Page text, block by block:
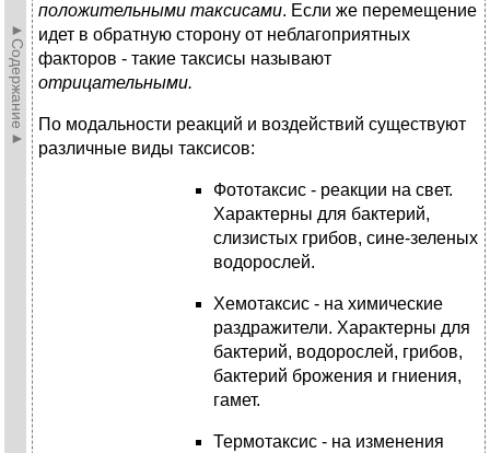
►Содержание►
положительными таксисами. Если же перемещение
идет в обратную сторону от неблагоприятных
факторов - такие таксисы называют
отрицательными.
По модальности реакций и воздействий существуют
различные виды таксисов:
Фототаксис - реакции на свет.
Характерны для бактерий,
слизистых грибов, сине-зеленых
водорослей.
Хемотаксис - на химические
раздражители. Характерны для
бактерий, водорослей, грибов,
бактерий брожения и гниения,
гамет.
Термотаксис - на изменения